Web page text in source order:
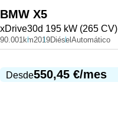
BMW X5
xDrive30d 195 kW (265 CV)
90.001km2019Diésel Automático
Desde550,45 €/mes